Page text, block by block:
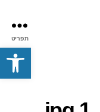
פתח סרגל נגישות
תפריט